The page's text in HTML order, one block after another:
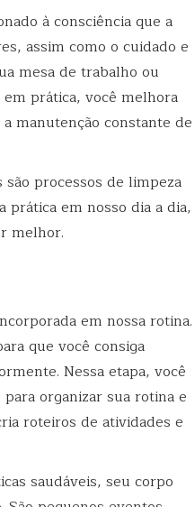
à consciência que a
assim como o cuidado e
mesa de trabalho ou
prática, você melhora
manutenção constante de
processos de limpeza
prática em nosso dia a dia,
melhor.
em nossa rotina.
que você consiga
Nessa etapa, você
organizar sua rotina e
roteiros de atividades e
saudáveis, seu corpo